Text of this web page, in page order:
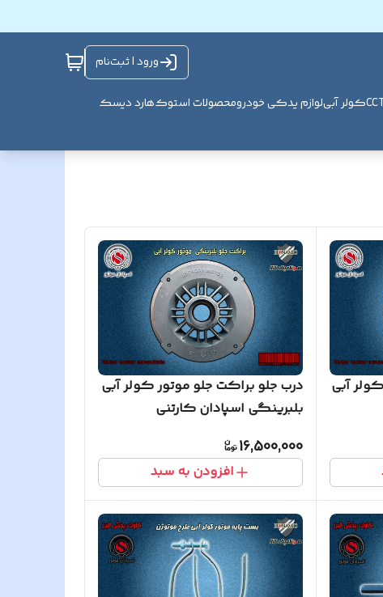
ورود | ثبت‌نام
کولر آبیلوازم یدکی خودرومحصولات استوکهارد دیسک
آبی
درب جلو براکت جلو موتور کولر آبی
بلبرینگی اسپادان کارتنی
16,500,000
افزودن به سبد